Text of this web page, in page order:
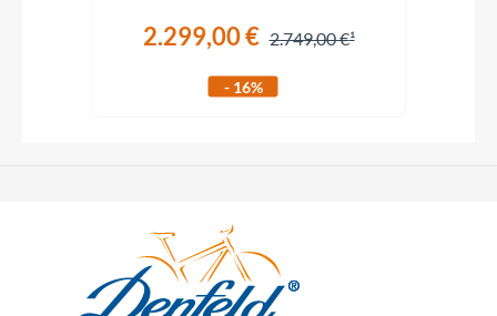
2.299,00 € 2.749,00 €
- 16%